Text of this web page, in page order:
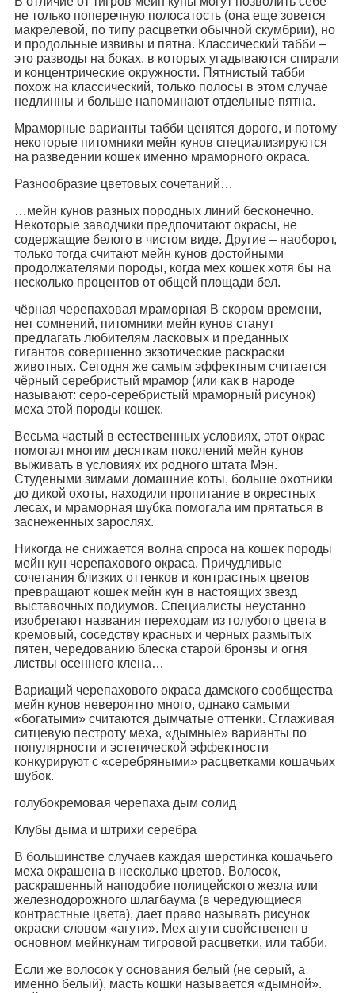
не только поперечную полосатость (она еще зовется
макрелевой, по типу расцветки обычной скумбрии), но
и продольные извивы и пятна. Классический табби –
это разводы на боках, в которых угадываются спирали
и концентрические окружности. Пятнистый табби
похож на классический, только полосы в этом случае
недлинны и больше напоминают отдельные пятна.
Мраморные варианты табби ценятся дорого, и потому
некоторые питомники мейн кунов специализируются
на разведении кошек именно мраморного окраса.
Разнообразие цветовых сочетаний…
…мейн кунов разных породных линий бесконечно.
Некоторые заводчики предпочитают окрасы, не
содержащие белого в чистом виде. Другие – наоборот,
только тогда считают мейн кунов достойными
продолжателями породы, когда мех кошек хотя бы на
несколько процентов от общей площади бел.
чёрная черепаховая мраморная В скором времени,
нет сомнений, питомники мейн кунов станут
предлагать любителям ласковых и преданных
гигантов совершенно экзотические раскраски
животных. Сегодня же самым эффектным считается
чёрный серебристый мрамор (или как в народе
называют: серо-серебристый мраморный рисунок)
меха этой породы кошек.
Весьма частый в естественных условиях, этот окрас
помогал многим десяткам поколений мейн кунов
выживать в условиях их родного штата Мэн.
Студеными зимами домашние коты, больше охотники
до дикой охоты, находили пропитание в окрестных
лесах, и мраморная шубка помогала им прятаться в
заснеженных зарослях.
Никогда не снижается волна спроса на кошек породы
мейн кун черепахового окраса. Причудливые
сочетания близких оттенков и контрастных цветов
превращают кошек мейн кун в настоящих звезд
выставочных подиумов. Специалисты неустанно
изобретают названия переходам из голубого цвета в
кремовый, соседству красных и черных размытых
пятен, чередованию блеска старой бронзы и огня
листвы осеннего клена…
Вариаций черепахового окраса дамского сообщества
мейн кунов невероятно много, однако самыми
«богатыми» считаются дымчатые оттенки. Сглаживая
ситцевую пестроту меха, «дымные» варианты по
популярности и эстетической эффектности
конкурируют с «серебряными» расцветками кошачьих
шубок.
голубокремовая черепаха дым солид
Клубы дыма и штрихи серебра
В большинстве случаев каждая шерстинка кошачьего
меха окрашена в несколько цветов. Волосок,
раскрашенный наподобие полицейского жезла или
железнодорожного шлагбаума (в чередующиеся
контрастные цвета), дает право называть рисунок
окраски словом «агути». Мех агути свойственен в
основном мейнкунам тигровой расцветки, или табби.
Если же волосок у основания белый (не серый, а
именно белый), масть кошки называется «дымной».